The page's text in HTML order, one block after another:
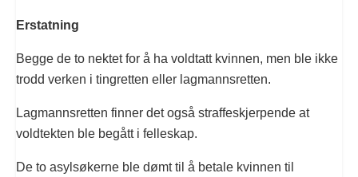
Erstatning
Begge de to nektet for å ha voldtatt kvinnen, men ble ikke
trodd verken i tingretten eller lagmannsretten.
Lagmannsretten finner det også straffeskjerpende at
voldtekten ble begått i felleskap.
De to asylsøkerne ble dømt til å betale kvinnen til